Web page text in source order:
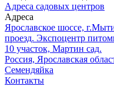
Адреса садовых центров
Адреса
Ярославское шоссе,
проезд. Экспоцентр
10 участок, Мартин сад.
Россия, Ярославская
Семендяйка
Контакты